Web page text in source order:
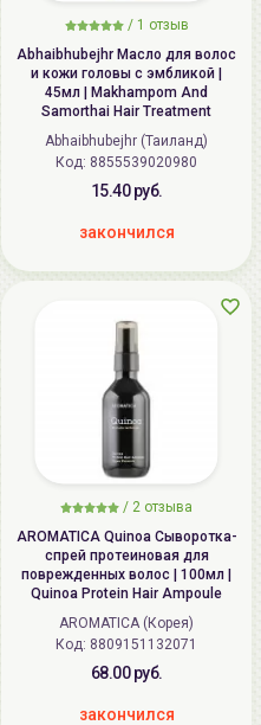
/ 1 отзыв
Abhaibhubejhr Масло для волос
и кожи головы с эмбликой |
45мл | Makhampom And
Samorthai Hair Treatment
Abhaibhubejhr (Таиланд)
Код: 8855539020980
15.40 руб.
закончился
/ 2 отзыва
AROMATICA Quinoa Сыворотка-
спрей протеиновая для
поврежденных волос | 100мл |
Quinoa Protein Hair Ampoule
AROMATICA (Корея)
Код: 8809151132071
68.00 руб.
закончился